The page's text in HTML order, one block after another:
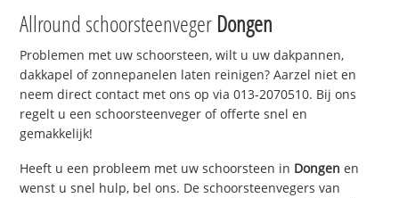
Allround schoorsteenveger Dongen
Problemen met uw schoorsteen, wilt u uw dakpannen,
dakkapel of zonnepanelen laten reinigen? Aarzel niet en
neem direct contact met ons op via 013-2070510. Bij ons
regelt u een schoorsteenveger of offerte snel en
gemakkelijk!
Heeft u een probleem met uw schoorsteen in Dongen en
wenst u snel hulp, bel ons. De schoorsteenvegers van